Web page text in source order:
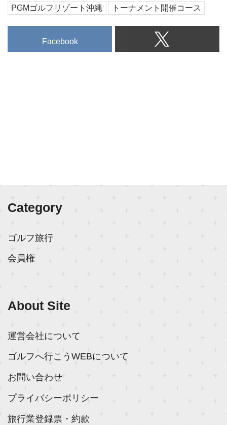
ざ「沖縄にゴルフ旅行へ行こう」
ればいいのか、迷ってしまいま
す。そこで、ゴルフダイジェスト
ツアーセンターでは、沖縄本島の
PGMゴルフリゾート沖縄
トーナメント開催コース
Facebook
Category
ゴルフ旅行
会員権
About Site
運営会社について
ゴルフへ行こうWEBについて
お問い合わせ
プライバシーポリシー
旅行業登録票・約款